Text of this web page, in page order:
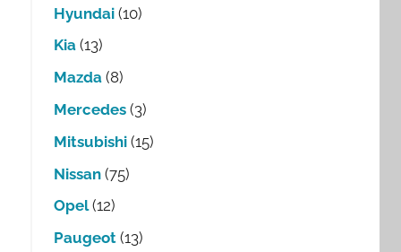
Hyundai(10)
Kia(13)
Mazda(8)
Mercedes(3)
Mitsubishi(15)
Nissan(75)
Opel(12)
Paugeot(13)